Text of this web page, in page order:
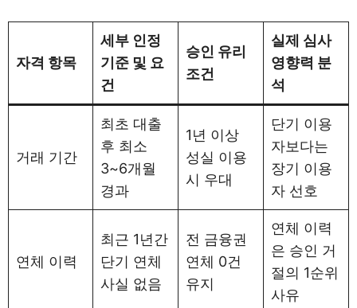
자격 항목
세부 인정
기준 및 요
건
승인 유리
조건
실제 심사
영향력 분
석
거래 기간
최초 대출
후 최소
3~6개월
경과
1년 이상
성실 이용
시 우대
단기 이용
자보다는
장기 이용
자 선호
연체 이력
최근 1년간
단기 연체
사실 없음
전 금융권
연체 0건
유지
연체 이력
은 승인 거
절의 1순위
사유